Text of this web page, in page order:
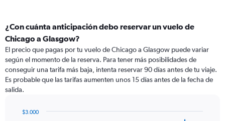
¿Con cuánta anticipación debo reservar un vuelo de
Chicago a Glasgow?
El precio que pagas por tu vuelo de Chicago a Glasgow puede variar
según el momento de la reserva. Para tener más posibilidades de
conseguir una tarifa más baja, intenta reservar 90 días antes de tu viaje.
Es probable que las tarifas aumenten unos 15 días antes de la fecha de
salida.
$3.000